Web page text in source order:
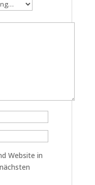
Website in